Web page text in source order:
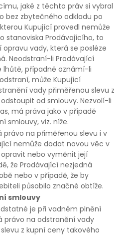
jaké z těchto práv si vybral
bez zbytečného odkladu po
Kupující provedl nemůže
stanoviska Prodávajícího, to
vady, která se posléze
Neodstraní-li Prodávající
případně oznámí-li
může Kupující
vady přiměřenou slevu z
od smlouvy. Nezvolí-li
má práva jako v případě
smlouvy, viz. níže.
na přiměřenou slevu i v
nemůže dodat novou věc v
nebo vyměnit její
že Prodávající nezjedná
nebo v případě, že by
působilo značné obtíže.
smlouvy
je při vadném plnění
právo na odstranění vady
z kupní ceny takového